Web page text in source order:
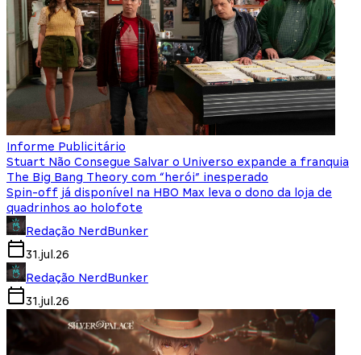
Informe Publicitário
Stuart Não Consegue Salvar o Universo expande a franquia
The Big Bang Theory com “herói” inesperado
Spin-off já disponível na HBO Max leva o dono da loja de
quadrinhos ao holofote
Redação NerdBunker
31.jul.26
Redação NerdBunker
31.jul.26